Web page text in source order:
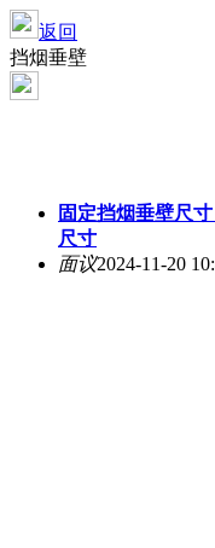
返回
挡烟垂壁
固定挡烟垂壁尺
尺寸
面议2024-11-20